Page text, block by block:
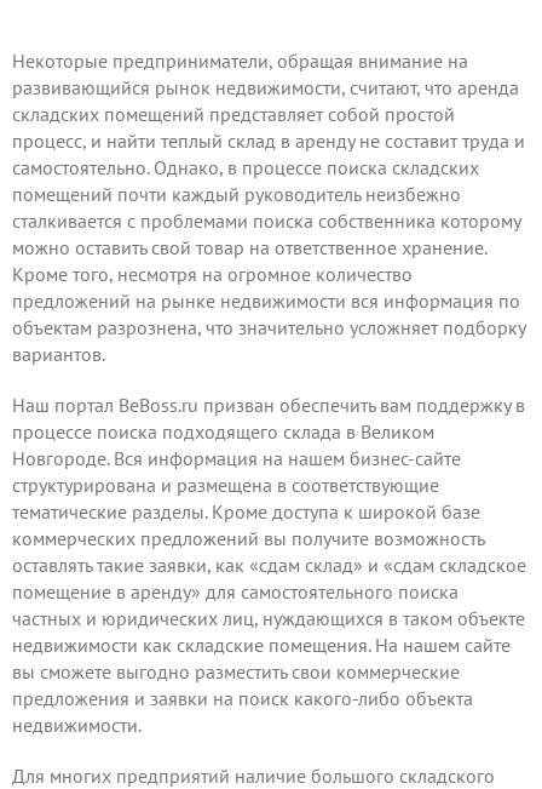
Некоторые предприниматели, обращая внимание на
развивающийся рынок недвижимости, считают, что аренда
складских помещений представляет собой простой
процесс, и найти теплый склад в аренду не составит труда и
самостоятельно. Однако, в процессе поиска складских
помещений почти каждый руководитель неизбежно
сталкивается с проблемами поиска собственника которому
можно оставить свой товар на ответственное хранение.
Кроме того, несмотря на огромное количество
предложений на рынке недвижимости вся информация по
объектам разрознена, что значительно усложняет подборку
вариантов.
Наш портал BeBoss.ru призван обеспечить вам поддержку в
процессе поиска подходящего склада в Великом
Новгороде. Вся информация на нашем бизнес-сайте
структурирована и размещена в соответствующие
тематические разделы. Кроме доступа к широкой базе
коммерческих предложений вы получите возможность
оставлять такие заявки, как «сдам склад» и «сдам складское
помещение в аренду» для самостоятельного поиска
частных и юридических лиц, нуждающихся в таком объекте
недвижимости как складские помещения. На нашем сайте
вы сможете выгодно разместитьсвои коммерческие
предложения и заявки на поиск какого-либо объекта
недвижимости.
Для многих предприятий наличие большого складского